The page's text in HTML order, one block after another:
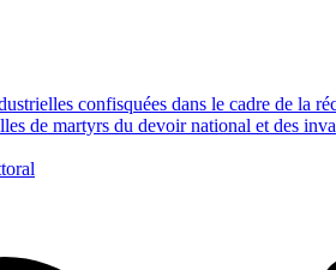
confisquées dans le cadre de la
de martyrs du devoir national et des